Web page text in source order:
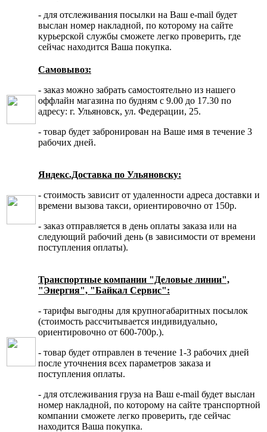
- для отслеживания посылки на Ваш e-mail будет
выслан номер накладной, по которому на сайте
курьерской службы сможете легко проверить, где
сейчас находится Ваша покупка.
Самовывоз:
- заказ можно забрать самостоятельно из нашего
оффлайн магазина по будням с 9.00 до 17.30 по
адресу: г. Ульяновск, ул. Федерации, 25.
- товар будет забронирован на Ваше имя в течение 3
рабочих дней.
Яндекс.Доставка по Ульяновску:
- стоимость зависит от удаленности адреса доставки и
времени вызова такси, ориентировочно от 150р.
- заказ отправляется в день оплаты заказа или на
следующий рабочий день (в зависимости от времени
поступления оплаты).
Транспортные компании "Деловые линии",
"Энергия", "Байкал Сервис":
- тарифы выгодны для крупногабаритных посылок
(стоимость рассчитывается индивидуально,
ориентировочно от 600-700р.).
- товар будет отправлен в течение 1-3 рабочих дней
после уточнения всех параметров заказа и
поступления оплаты.
- для отслеживания груза на Ваш e-mail будет выслан
номер накладной, по которому на сайте транспортной
компании сможете легко проверить, где сейчас
находится Ваша покупка.